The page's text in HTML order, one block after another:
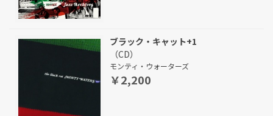
ブラック・キャット+1
（CD）
モンティ・ウォーターズ
￥2,200